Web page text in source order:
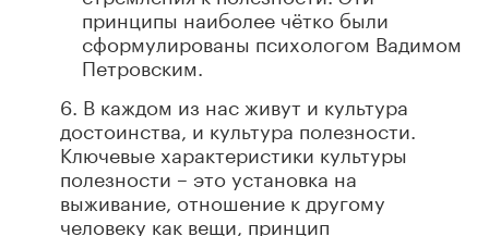
принципы наиболее чётко были
сформулированы психологом Вадимом
Петровским.
6. В каждом из нас живут и культура
достоинства, и культура полезности.
Ключевые характеристики культуры
полезности – это установка на
выживание, отношение к другому
человеку как вещи, принцип